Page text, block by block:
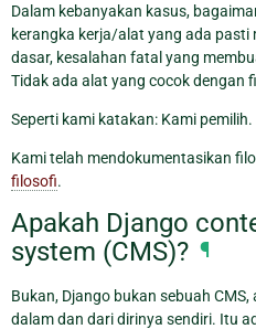
Dalam kebanyakan kasus,
kerangka kerja/alat yang ada pasti
dasar, kesalahan fatal yang
Tidak ada alat yang cocok dengan
Seperti kami katakan: Kami pemilih.
Kami telah mendokumentasikan
filosofi.
Apakah Django
system (CMS)? ¶
Bukan, Django bukan sebuah
dalam dan dari dirinya sendiri. Itu